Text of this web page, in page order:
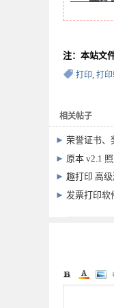
注：本站文
打印, 打
相关帖子
► 荣誉证书、
► 原本 v2.1
► 趣打印 高级
► 发票打印软